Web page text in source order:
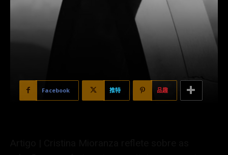
Facebook 推特 品趣